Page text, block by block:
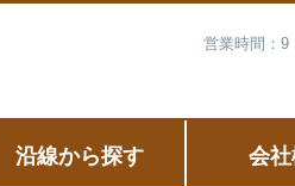
営業時間：9
沿線から探す 会